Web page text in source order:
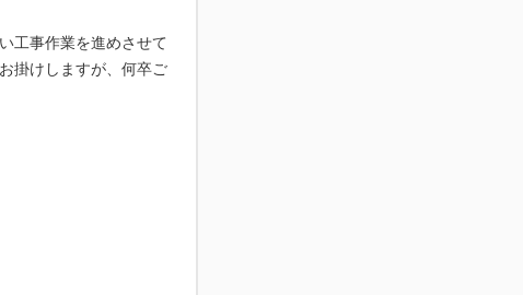
工事作業を進めさせて
掛けしますが、何卒ご